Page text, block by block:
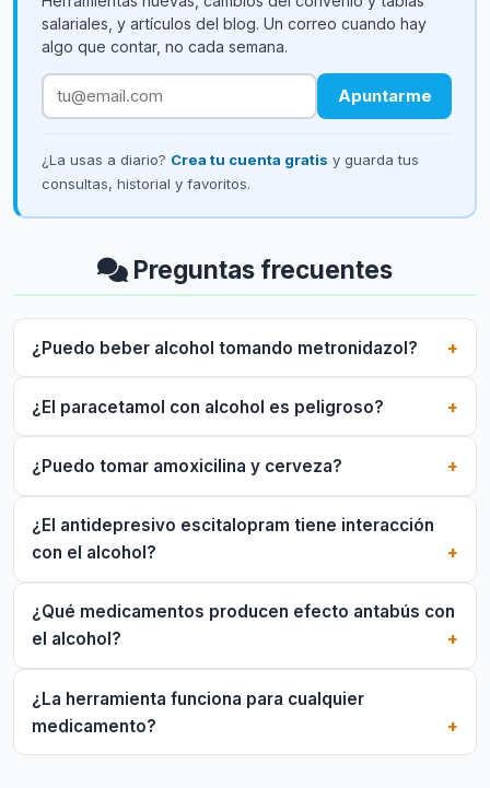
salariales, y artículos del blog. Un correo cuando hay
algo que contar, no cada semana.
Apuntarme
¿La usas a diario? Crea tu cuenta gratis y guarda tus
consultas, historial y favoritos.
Preguntas frecuentes
¿Puedo beber alcohol tomando metronidazol?
¿El paracetamol con alcohol es peligroso?
¿Puedo tomar amoxicilina y cerveza?
¿El antidepresivo escitalopram tiene interacción
con el alcohol?
¿Qué medicamentos producen efecto antabús con
el alcohol?
¿La herramienta funciona para cualquier
medicamento?